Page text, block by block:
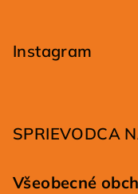
Instagram
SPRIEVODCA
Všeobecné